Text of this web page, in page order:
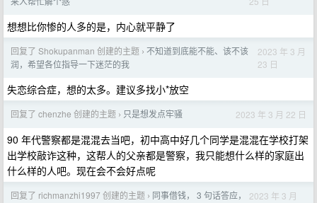
想想比你惨的人多的是，内心就平静了
回复了 Shokupanman 创建的主题 › 不知道到底能不能、该不该
润，希望各位指导一下迷茫的我
2023 年 3 月
23 日
失恋综合症，想的太多。建议多找小*放空
回复了 chenzhe 创建的主题 › 只是想发点牢骚 2023 年 3 月 22 日
90 年代警察都是混混去当吧，初中高中好几个同学是混混在学校打架
出学校敲诈这种，这帮人的父亲都是警察，我只能想什么样的家庭出
什么样的人吧。现在会不会好点呢
回复了 richmanzhi1997 创建的主题 › 同事借钱， 3 句话答应，
2023 年 3 月